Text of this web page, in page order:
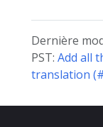
Dernière
PST: Add all
translation